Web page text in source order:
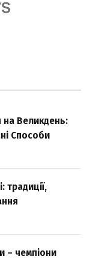
Великдень:
Способи
традиції,
– чемпіони